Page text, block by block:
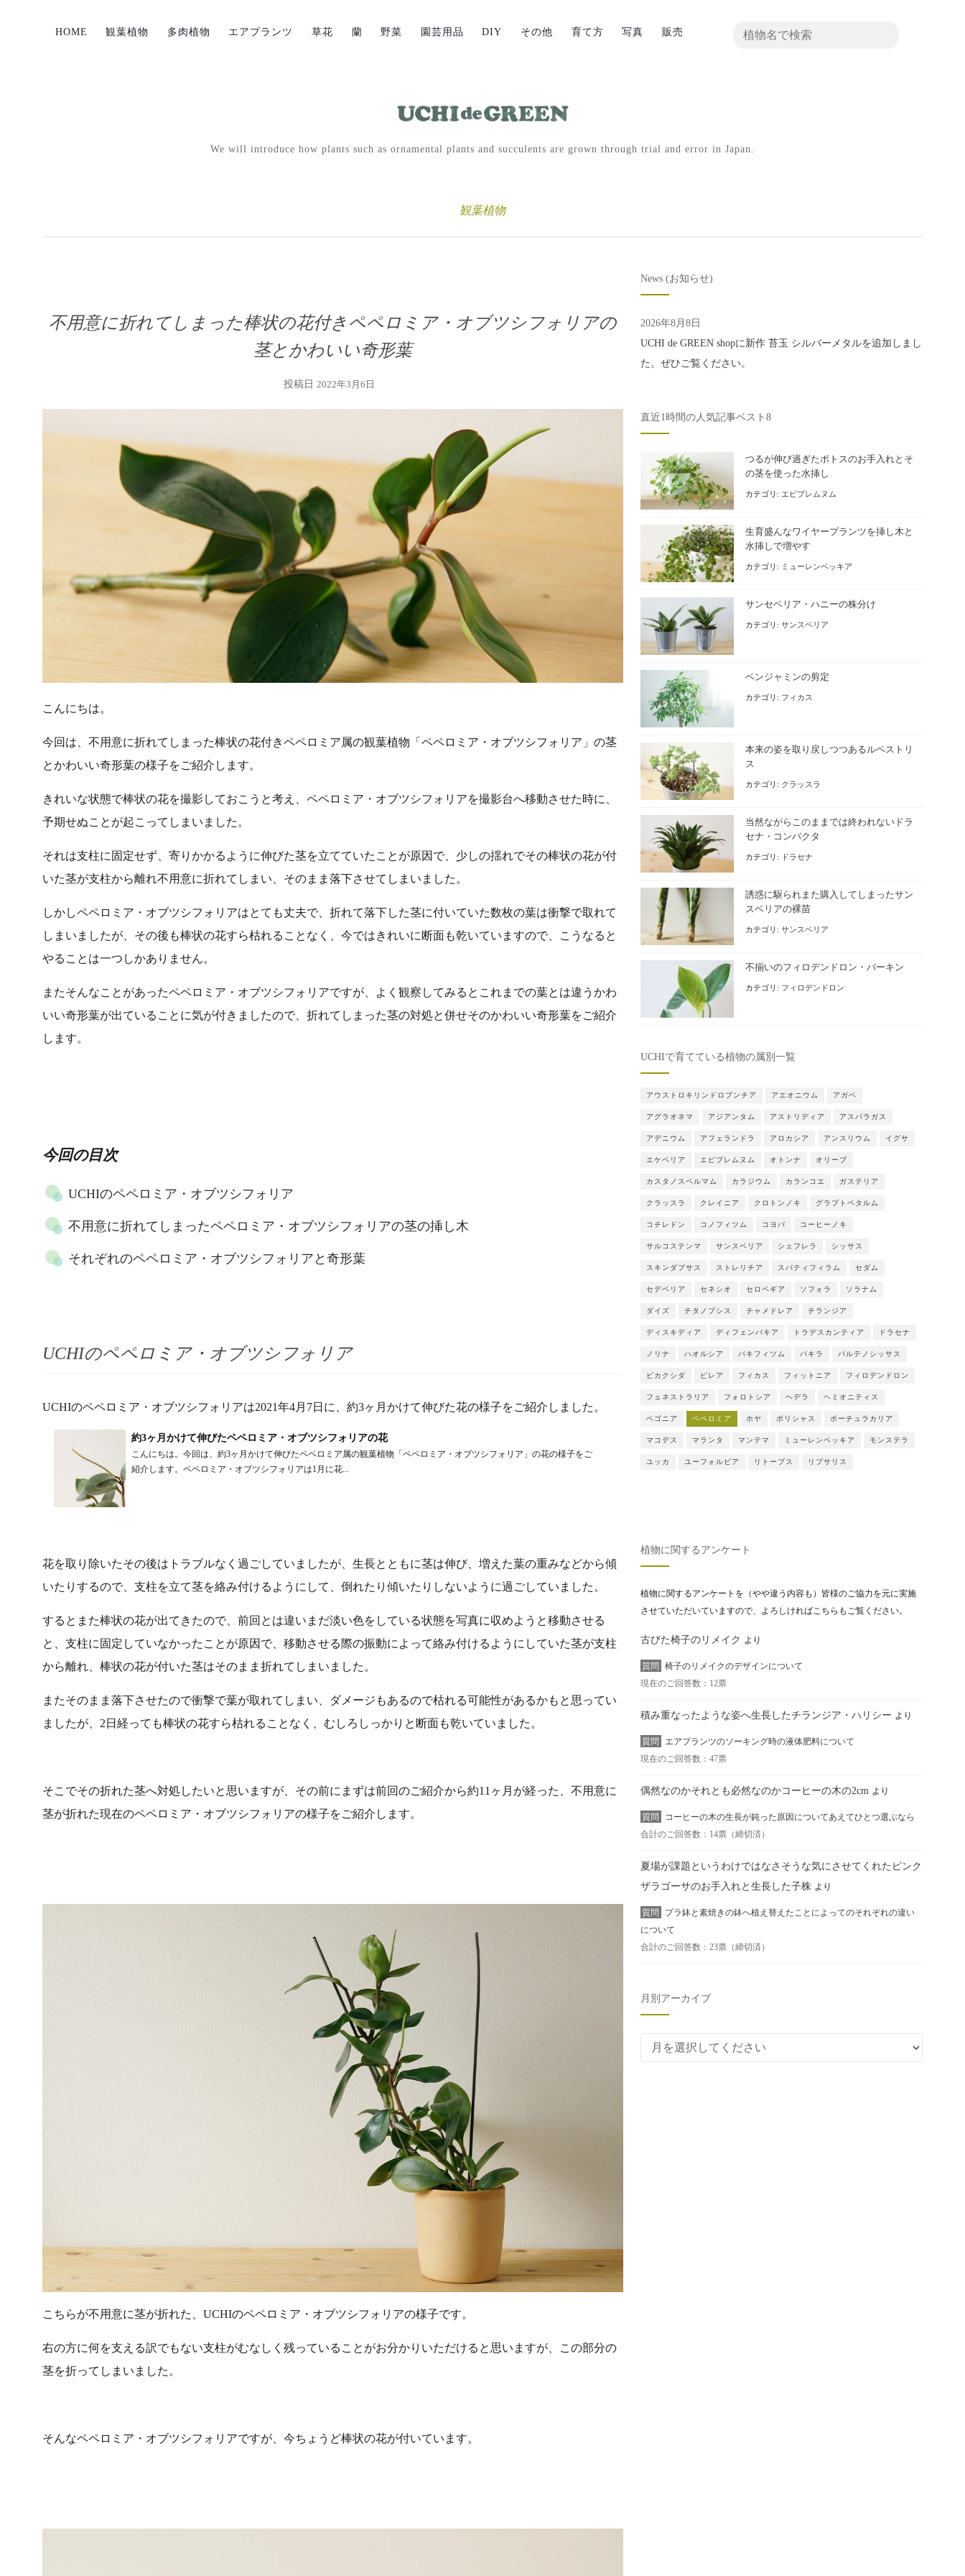
HOME 観葉植物 多肉植物 エアプランツ 草花 蘭 野菜 園芸用品 DIY その他 育て方 写真 販売
We will introduce how plants such as ornamental plants and succulents are grown through trial and error in Japan.
観葉植物
不用意に折れてしまった棒状の花付きペペロミア・オブツシフォリアの
茎とかわいい奇形葉
投稿日2022年3月6日
こんにちは。
今回は、不用意に折れてしまった棒状の花付きペペロミア属の観葉植物「ペペロミア・オブツシフォリア」の茎
とかわいい奇形葉の様子をご紹介します。
きれいな状態で棒状の花を撮影しておこうと考え、ペペロミア・オブツシフォリアを撮影台へ移動させた時に、
予期せぬことが起こってしまいました。
それは支柱に固定せず、寄りかかるように伸びた茎を立てていたことが原因で、少しの揺れでその棒状の花が付
いた茎が支柱から離れ不用意に折れてしまい、そのまま落下させてしまいました。
しかしペペロミア・オブツシフォリアはとても丈夫で、折れて落下した茎に付いていた数枚の葉は衝撃で取れて
しまいましたが、その後も棒状の花すら枯れることなく、今ではきれいに断面も乾いていますので、こうなると
やることは一つしかありません。
またそんなことがあったペペロミア・オブツシフォリアですが、よく観察してみるとこれまでの葉とは違うかわ
いい奇形葉が出ていることに気が付きましたので、折れてしまった茎の対処と併せそのかわいい奇形葉をご紹介
します。
今回の目次
UCHIのペペロミア・オブツシフォリア
不用意に折れてしまったペペロミア・オブツシフォリアの茎の挿し木
それぞれのペペロミア・オブツシフォリアと奇形葉
UCHIのペペロミア・オブツシフォリア
UCHIのペペロミア・オブツシフォリアは2021年4月7日に、約3ヶ月かけて伸びた花の様子をご紹介しました。
約3ヶ月かけて伸びたペペロミア・オブツシフォリアの花
こんにちは。今回は、約3ヶ月かけて伸びたペペロミア属の観葉植物「ペペロミア・オブツシフォリア」の花の様子をご
紹介します。ペペロミア・オブツシフォリアは1月に花...
花を取り除いたその後はトラブルなく過ごしていましたが、生長とともに茎は伸び、増えた葉の重みなどから傾
いたりするので、支柱を立て茎を絡み付けるようにして、倒れたり傾いたりしないように過ごしていました。
するとまた棒状の花が出てきたので、前回とは違いまだ淡い色をしている状態を写真に収めようと移動させる
と、支柱に固定していなかったことが原因で、移動させる際の振動によって絡み付けるようにしていた茎が支柱
から離れ、棒状の花が付いた茎はそのまま折れてしまいました。
またそのまま落下させたので衝撃で葉が取れてしまい、ダメージもあるので枯れる可能性があるかもと思ってい
ましたが、2日経っても棒状の花すら枯れることなく、むしろしっかりと断面も乾いていました。
そこでその折れた茎へ対処したいと思いますが、その前にまずは前回のご紹介から約11ヶ月が経った、不用意に
茎が折れた現在のペペロミア・オブツシフォリアの様子をご紹介します。
こちらが不用意に茎が折れた、UCHIのペペロミア・オブツシフォリアの様子です。
右の方に何を支える訳でもない支柱がむなしく残っていることがお分かりいただけると思いますが、この部分の
茎を折ってしまいました。
そんなペペロミア・オブツシフォリアですが、今ちょうど棒状の花が付いています。
News (お知らせ)
2026年8月8日
UCHI de GREEN shopに新作 苔玉 シルバーメタルを追加しまし
た。ぜひご覧ください。
直近1時間の人気記事ベスト8
つるが伸び過ぎたポトスのお手入れとそ
の茎を使った水挿し
カテゴリ:エピプレムヌム
生育盛んなワイヤープランツを挿し木と
水挿しで増やす
カテゴリ: ミューレンベッキア
サンセベリア・ハニーの株分け
カテゴリ:サンスベリア
ベンジャミンの剪定
カテゴリ: フィカス
本来の姿を取り戻しつつあるルペストリ
ス
カテゴリ: クラッスラ
当然ながらこのままでは終われないドラ
セナ・コンパクタ
カテゴリ: ドラセナ
誘惑に駆られまた購入してしまったサン
スベリアの裸苗
カテゴリ:サンスベリア
不揃いのフィロデンドロン・バーキン
カテゴリ: フィロデンドロン
UCHIで育てている植物の属別一覧
アウストロキリンドロプンチア アエオニウム アガベ
アグラオネマ アジアンタム アストリディア アスパラガス
アデニウム アフェランドラ アロカシア アンスリウム イグサ
エケベリア エピプレムヌム オトンナ オリーブ
カスタノスペルマム カラジウム カランコエ ガステリア
クラッスラ クレイニア クロトンノキ グラプトペタルム
コチレドン コノフィツム コヨバ コーヒーノキ
サルコステンマ サンスベリア シェフレラ シッサス
スキンダプサス ストレリチア スパティフィラム セダム
セデベリア セネシオ セロペギア ソフォラ ソラナム
ダイズ チタノプシス チャメドレア チランジア
ディスキディア ディフェンバキア トラデスカンティア ドラセナ
ノリナ ハオルシア パキフィツム パキラ パルテノシッサス
ビカクシダ ピレア フィカス フィットニア フィロデンドロン
フェネストラリア フォロトシア ヘデラ ヘミオニティス
ベゴニア ペペロミア ホヤ ポリシャス ポーチュラカリア
マコデス マランタ マンテマ ミューレンベッキア モンステラ
ユッカ ユーフォルビア リトープス リプサリス
植物に関するアンケート
植物に関するアンケートを（やや違う内容も）皆様のご協力を元に実施
させていただいていますので、よろしければこちらもご覧ください。
古びた椅子のリメイク より
質問
椅子のリメイクのデザインについて
現在のご回答数：12票
積み重なったような姿へ生長したチランジア・ハリシー より
質問
エアプランツのソーキング時の液体肥料について
現在のご回答数：47票
偶然なのかそれとも必然なのかコーヒーの木の2cm より
質問
コーヒーの木の生長が鈍った原因についてあえてひとつ選ぶなら
合計のご回答数：14票（締切済）
夏場が課題というわけではなさそうな気にさせてくれたピンク
ザラゴーサのお手入れと生長した子株 より
質問
プラ鉢と素焼きの鉢へ植え替えたことによってのそれぞれの違い
について
合計のご回答数：23票（締切済）
月別アーカイブ
月別アーカイブ